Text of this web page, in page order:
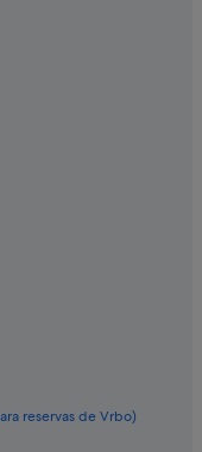
reservas de Vrbo)